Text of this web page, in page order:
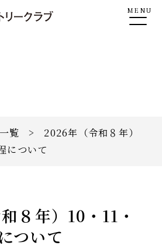
MENU
覧 > 2026年（令和８年）
について
８年）10・11・
ついて